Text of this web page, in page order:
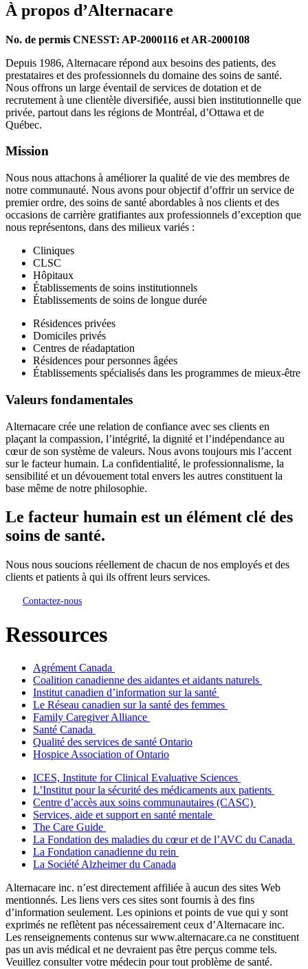
À propos d’Alternacare
No. de permis CNESST: AP-2000116 et AR-2000108
Depuis 1986, Alternacare répond aux besoins des patients, des
prestataires et des professionnels du domaine des soins de santé.
Nous offrons un large éventail de services de dotation et de
recrutement à une clientèle diversifiée, aussi bien institutionnelle que
privée, partout dans les régions de Montréal, d’Ottawa et de
Québec.
Mission
Nous nous attachons à améliorer la qualité de vie des membres de
notre communauté. Nous avons pour objectif d’offrir un service de
premier ordre, des soins de santé abordables à nos clients et des
occasions de carrière gratifiantes aux professionnels d’exception que
nous représentons, dans des milieux variés :
Cliniques
CLSC
Hôpitaux
Établissements de soins institutionnels
Établissements de soins de longue durée
Résidences privées
Domiciles privés
Centres de réadaptation
Résidences pour personnes âgées
Établissements spécialisés dans les programmes de mieux-être
Valeurs fondamentales
Alternacare crée une relation de confiance avec ses clients en
plaçant la compassion, l’intégrité, la dignité et l’indépendance au
cœur de son système de valeurs. Nous avons toujours mis l’accent
sur le facteur humain. La confidentialité, le professionnalisme, la
sensibilité et un dévouement total envers les autres constituent la
base même de notre philosophie.
Le facteur humain est un élément clé des
soins de santé.
Nous nous soucions réellement de chacun de nos employés et des
clients et patients à qui ils offrent leurs services.
Contactez-nous
Ressources
Agrément Canada
Coalition canadienne des aidantes et aidants naturels
Institut canadien d’information sur la santé
Le Réseau canadien sur la santé des femmes
Family Caregiver Alliance
Santé Canada
Qualité des services de santé Ontario
Hospice Association of Ontario
ICES, Institute for Clinical Evaluative Sciences
L’Institut pour la sécurité des médicaments aux patients
Centre d’accès aux soins communautaires (CASC)
Services, aide et support en santé mentale
The Care Guide
La Fondation des maladies du cœur et de l’AVC du Canada
La Fondation canadienne du rein
La Société Alzheimer du Canada
Alternacare inc. n’est directement affiliée à aucun des sites Web
mentionnés. Les liens vers ces sites sont fournis à des fins
d’information seulement. Les opinions et points de vue qui y sont
exprimés ne reflètent pas nécessairement ceux d’Alternacare inc.
Les renseignements contenus sur www.alternacare.ca ne constituent
pas un avis médical et ne devraient pas être perçus comme tels.
Veuillez consulter votre médecin pour tout problème de santé.